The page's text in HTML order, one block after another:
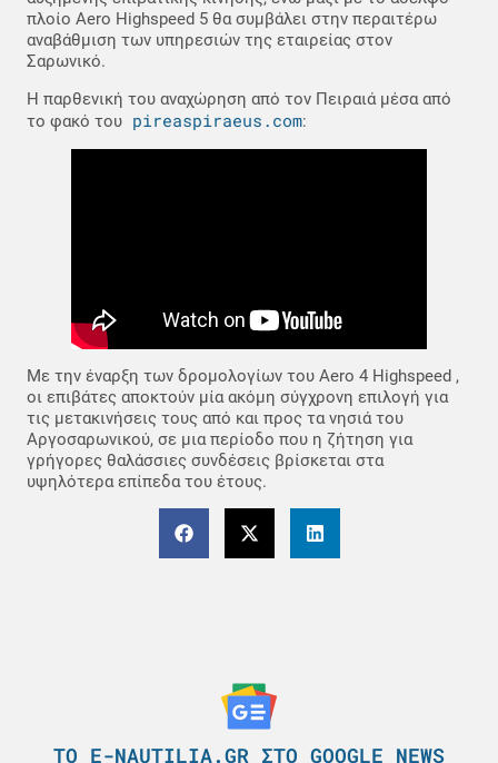
πλοίο Aero Highspeed 5 θα συμβάλει στην περαιτέρω
αναβάθμιση των υπηρεσιών της εταιρείας στον
Σαρωνικό.
Η παρθενική του αναχώρηση από τον Πειραιά μέσα από
το φακό του pireaspiraeus.com:
Με την έναρξη των δρομολογίων του Aero 4 Highspeed ,
οι επιβάτες αποκτούν μία ακόμη σύγχρονη επιλογή για
τις μετακινήσεις τους από και προς τα νησιά του
Αργοσαρωνικού, σε μια περίοδο που η ζήτηση για
γρήγορες θαλάσσιες συνδέσεις βρίσκεται στα
υψηλότερα επίπεδα του έτους.
ΤΟ E-NAUTILIA.GR ΣΤΟ GOOGLE NEWS